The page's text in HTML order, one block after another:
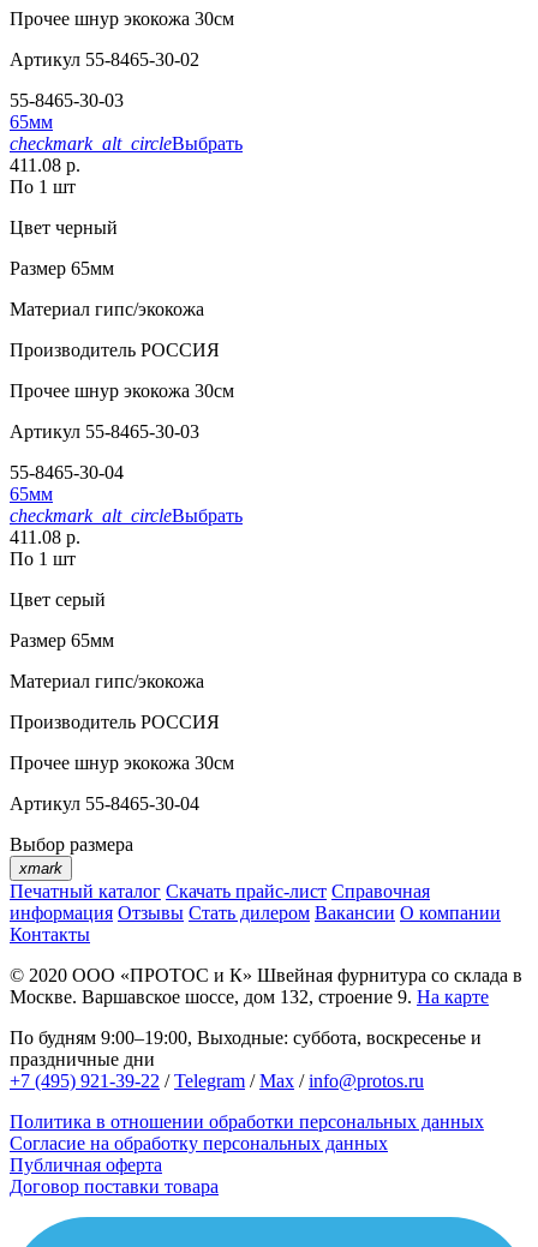
Прочее шнур экокожа 30см
Артикул 55-8465-30-02
55-8465-30-03
65мм
checkmark_alt_circleВыбрать
411.08 р.
По 1 шт
Цвет черный
Размер 65мм
Материал гипс/экокожа
Производитель РОССИЯ
Прочее шнур экокожа 30см
Артикул 55-8465-30-03
55-8465-30-04
65мм
checkmark_alt_circleВыбрать
411.08 р.
По 1 шт
Цвет серый
Размер 65мм
Материал гипс/экокожа
Производитель РОССИЯ
Прочее шнур экокожа 30см
Артикул 55-8465-30-04
Выбор размера
xmark
Печатный каталог Скачать прайс-лист Справочная
информация Отзывы Стать дилером Вакансии О компании
Контакты
© 2020 ООО «ПРОТОС и К» Швейная фурнитура со склада в
Москве. Варшавское шоссе, дом 132, строение 9. На карте
По будням 9:00–19:00, Выходные: суббота, воскресенье и
праздничные дни
+7 (495) 921-39-22 /Telegram /Max /info@protos.ru
Политика в отношении обработки персональных данных
Согласие на обработку персональных данных
Публичная оферта
Договор поставки товара